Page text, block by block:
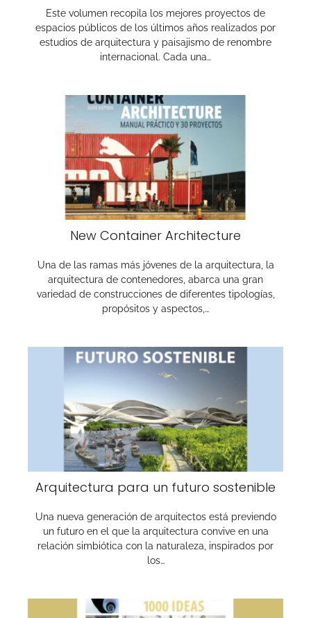
Este volumen recopila los mejores proyectos de
espacios públicos de los últimos años realizados por
estudios de arquitectura y paisajismo de renombre
internacional. Cada una…
New Container Architecture
Una de las ramas más jóvenes de la arquitectura, la
arquitectura de contenedores, abarca una gran
variedad de construcciones de diferentes tipologías,
propósitos y aspectos,…
Arquitectura para un futuro sostenible
Una nueva generación de arquitectos está previendo
un futuro en el que la arquitectura convive en una
relación simbiótica con la naturaleza, inspirados por
los…